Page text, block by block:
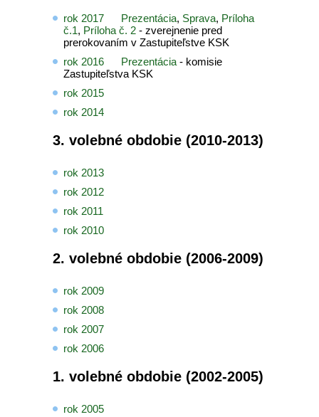
rok 2017 Prezentácia, Sprava, Príloha
č.1, Príloha č. 2 - zverejnenie pred
prerokovaním v Zastupiteľstve KSK
rok 2016
Prezentácia - komisie
Zastupiteľstva KSK
rok 2015
rok 2014
3. volebné obdobie (2010-2013)
rok 2013
rok 2012
rok 2011
rok 2010
2. volebné obdobie (2006-2009)
rok 2009
rok 2008
rok 2007
rok 2006
1. volebné obdobie (2002-2005)
rok 2005